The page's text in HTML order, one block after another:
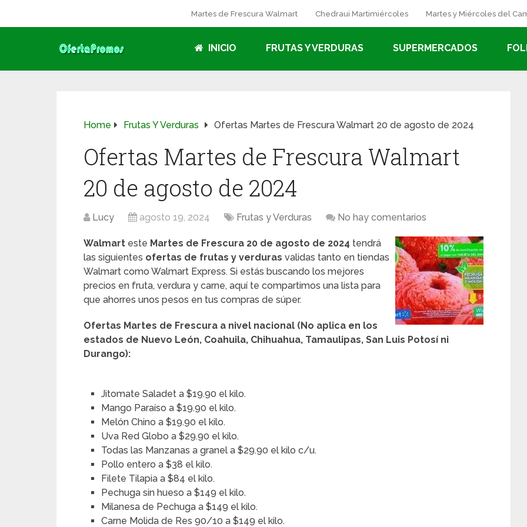
Martes de Frescura Walmart Chedraui Martimiércoles Martes y Miércoles del
INICIO FRUTAS Y VERDURAS SUPERMERCADOS
Home Frutas Y Verduras Ofertas Martes de Frescura Walmart 20 de agosto de 2024
Ofertas Martes de Frescura Walmart
20 de agosto de 2024
Lucy agosto 19, 2024 Frutas y Verduras No hay comentarios
Walmart este Martes de Frescura 20 de agosto de 2024 tendrá
las siguientes ofertas de frutas y verduras validas tanto en tiendas
Walmart como Walmart Express. Si estás buscando los mejores
precios en fruta, verdura y carne, aquí te compartimos una lista para
que ahorres unos pesos en tus compras de súper.
Ofertas Martes de Frescura a nivel nacional (No aplica en los
estados de Nuevo León, Coahuila, Chihuahua, Tamaulipas, San Luis Potosí ni
Durango):
Jitomate Saladet a $19.90 el kilo.
Mango Paraíso a $19.90 el kilo.
Melón Chino a $19.90 el kilo.
Uva Red Globo a $29.90 el kilo.
Todas las Manzanas a granel a $29.90 el kilo c/u.
Pollo entero a $38 el kilo.
Filete Tilapia a $84 el kilo.
Pechuga sin hueso a $149 el kilo.
Milanesa de Pechuga a $149 el kilo.
Carne Molida de Res 90/10 a $149 el kilo.